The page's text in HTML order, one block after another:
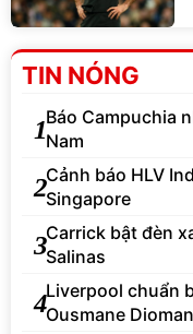
TIN NÓNG
1Báo Campuchia
Nam
2Cảnh báo HLV
Singapore
3Carrick bật đèn
Salinas
4Liverpool chuẩn
Ousmane